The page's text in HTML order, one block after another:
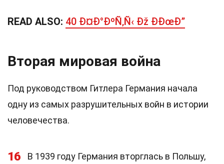
READ ALSO: 40 Ð¤Ð°ÐºÑ‚Ñ‹ Ðž ÐÐœÐ”
Вторая мировая война
Под руководством Гитлера Германия начала
одну из самых разрушительных войн в истории
человечества.
16
В 1939 году Германия вторглась в Польшу,